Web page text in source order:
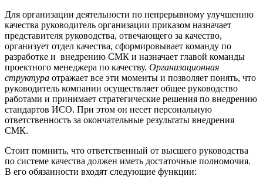
Для организации деятельности по непрерывному улучшению
качества руководитель организации приказом назначает
представителя руководства, отвечающего за качество,
организует отдел качества, сформировывает команду по
разработке и внедрению СМК и назначает главой команды
проектного менеджера по качеству. Организационная
структура отражает все эти моменты и позволяет понять, что
руководитель компании осуществляет общее руководство
работами и принимает стратегические решения по внедрению
стандартов ИСО. При этом он несет персональную
ответственность за окончательные результаты внедрения
СМК.
Стоит помнить, что ответственный от высшего руководства
по системе качества должен иметь достаточные полномочия.
В его обязанности входят следующие функции: